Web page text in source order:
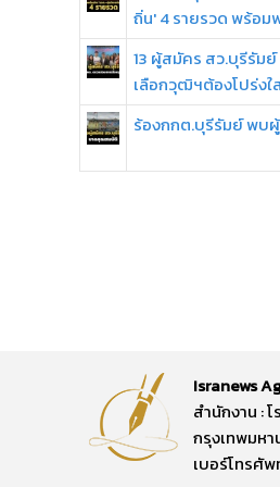
ถิ่น' 4 รายรวด พร้อม
13 ผู้สมัคร สว.บุรีรัม
เลือกวุฒิฯต้องโปร่งใ
ร้องกกต.บุรีรัมย์ พบ
Isranews
สำนักงาน :
กรุงเทพมห
เบอร์โทรศั